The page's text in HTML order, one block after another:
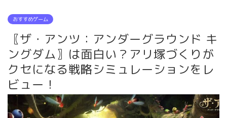
おすすめゲーム
〖ザ・アンツ：アンダーグラウンド キ
ングダム〗は面白い？アリ塚づくりが
クセになる戦略シミュレーションをレ
ビュー！